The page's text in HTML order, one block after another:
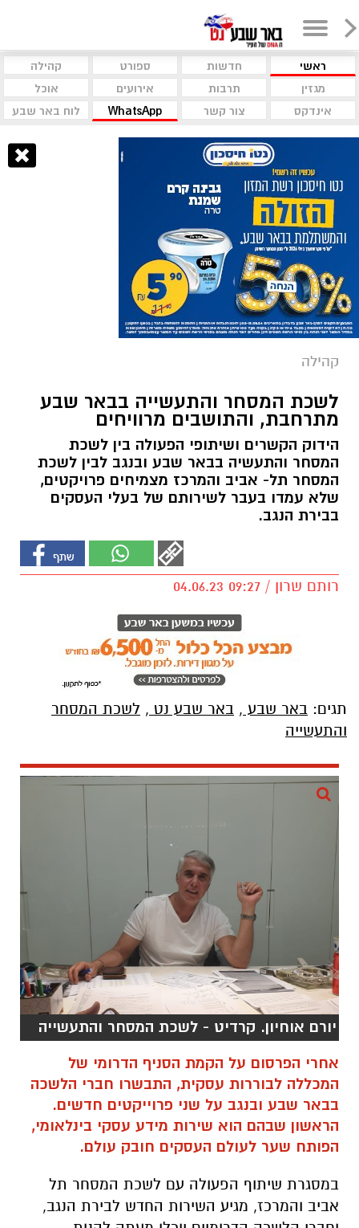
ראשי חדשות ספורט
קהילה
מגזין
תרבות אירועים
אוכל
אינדקס
צור קשר WhatsApp לוח באר שבע
קהילה
לשכת המסחר והתעשייה בבאר שבע
מתרחבת, והתושבים מרוויחים
הידוק הקשרים ושיתופי הפעולה בין לשכת
המסחר והתעשיה בבאר שבע ובנגב לבין לשכת
המסחר תל- אביב והמרכז מצמיחים פרויקטים,
שלא עמדו בעבר לשירותם של בעלי העסקים
בבירת הנגב.
רותם שרון / 09:27 04.06.23
, באר שבע נט, לשכת המסחר
והתעשייה
יורם אוחיון. קרדיט - לשכת המסחר והתעשייה
אחרי הפרסום על הקמת הסניף הדרומי של
המכללה לבוררות עסקית, התבשרו חברי הלשכה
בבאר שבע ובנגב על שני פרוייקטים חדשים.
הראשון שבהם הוא שירות מידע עסקי בינלאומי,
הפותח שער לעולם העסקים חובק עולם.
במסגרת שיתוף הפעולה עם לשכת המסחר תל
אביב והמרכז, מגיע השירות החדש לבירת הנגב,
וחברי הלשכה הדרומיים יוכלו מעתה להנות
איתור ספקים ולקוחות בחו"ל ובדיקות של חברות
ברחבי העולם.